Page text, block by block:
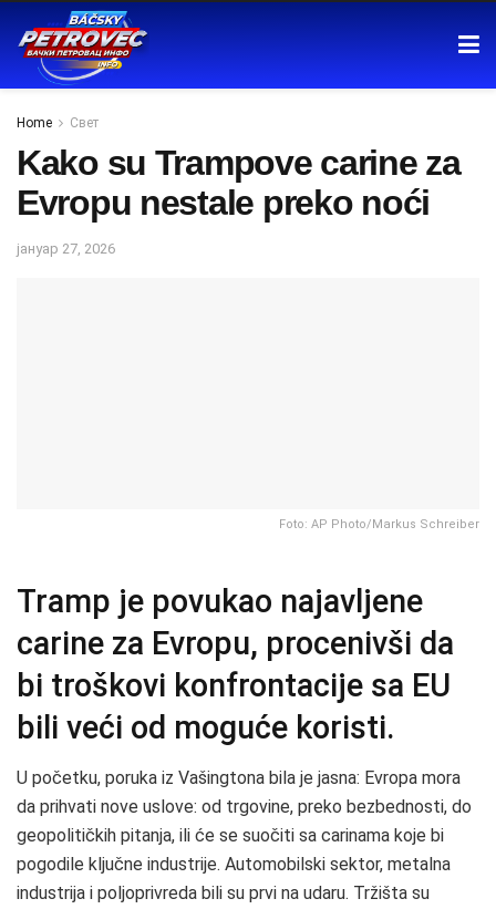
Home Свет
Kako su Trampove carine za
Evropu nestale preko noći
јануар 27, 2026
Foto: AP Photo/Markus Schreiber
Tramp je povukao najavljene
carine za Evropu, procenivši da
bi troškovi konfrontacije sa EU
bili veći od moguće koristi.
U početku, poruka iz Vašingtona bila je jasna: Evropa mora
da prihvati nove uslove: od trgovine, preko bezbednosti, do
geopolitičkih pitanja, ili će se suočiti sa carinama koje bi
pogodile ključne industrije. Automobilski sektor, metalna
industrija i poljoprivreda bili su prvi na udaru. Tržišta su